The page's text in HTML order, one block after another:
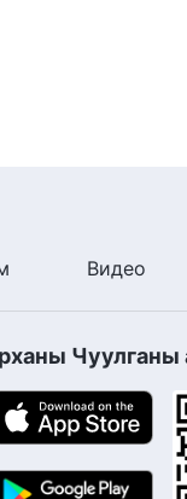
Видео
Чуулганы